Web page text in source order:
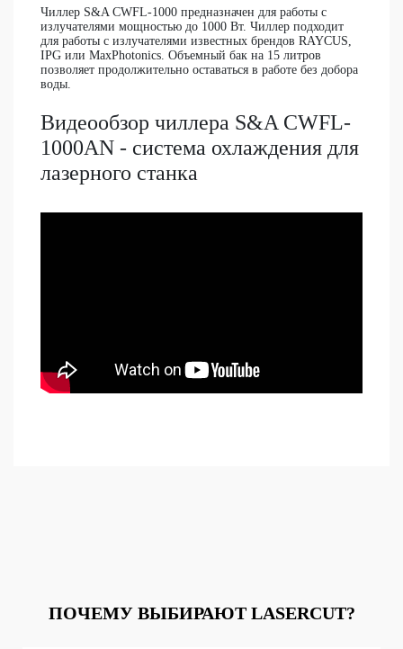
Чиллер S&A CWFL-1000 предназначен для работы с
излучателями мощностью до 1000 Вт. Чиллер подходит
для работы с излучателями известных брендов RAYCUS,
IPG или MaxPhotonics. Объемный бак на 15 литров
позволяет продолжительно оставаться в работе без добора
воды.
Видеообзор чиллера S&A CWFL-
1000AN - система охлаждения для
лазерного станка
ПОЧЕМУ ВЫБИРАЮТ LASERCUT?